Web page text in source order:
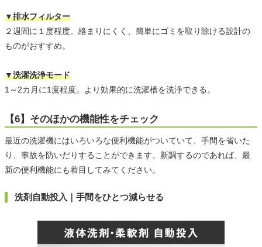
▼排水フィルター
２週間に１度程度。絡まりにくく、簡単にゴミを取り除ける設計の
ものがおすすめ。
▼洗濯洗浄モード
1～2カ月に1度程度。より効果的に洗濯槽を洗浄できる。
【6】そのほかの機能性をチェック
最近の洗濯機にはいろいろな便利機能がついていて、手間を省いた
り、事故を防いだりすることができます。新調するのであれば、最
新の便利機能にも着目してみてください。
洗剤自動投入｜手間をひとつ減らせる